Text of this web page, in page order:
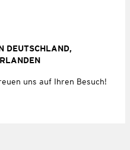
uns auf Ihren Besuch!